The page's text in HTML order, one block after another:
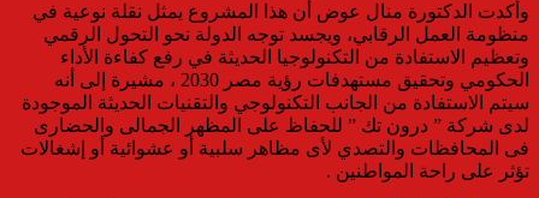
وأكدت الدكتورة منال عوض أن هذا المشروع يمثل نقلة نوعية في
منظومة العمل الرقابي، ويجسد توجه الدولة نحو التحول الرقمي
وتعظيم الاستفادة من التكنولوجيا الحديثة في رفع كفاءة الأداء
الحكومي وتحقيق مستهدفات رؤية مصر 2030 ، مشيرة إلى أنه
سيتم الاستفادة من الجانب التكنولوجي والتقنيات الحديثة الموجودة
لدى شركة ” درون تك ” للحفاظ على المظهر الجمالى والحضارى
فى المحافظات والتصدي لأى مظاهر سلبية أو عشوائية أو إشغالات
تؤثر على راحة المواطنين .